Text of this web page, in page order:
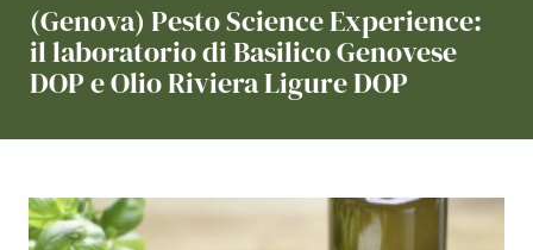
(Genova) Pesto Science Experience:
il laboratorio di Basilico Genovese
DOP e Olio Riviera Ligure DOP